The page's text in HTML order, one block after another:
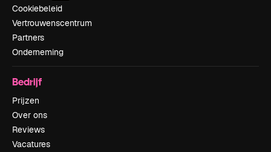
Cookiebeleid
Vertrouwenscentrum
Partners
Onderneming
Bedrijf
Prijzen
Over ons
Reviews
Vacatures